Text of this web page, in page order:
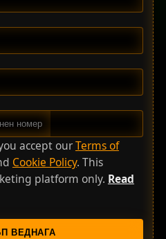
accept ourTerms of
Cookie Policy. This
platform only. Read
ВЕДНАГА